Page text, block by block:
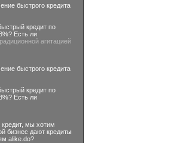
быстрого кредита
кредит по
Есть ли
агитацией
быстрого кредита
кредит по
Есть ли
мы хотим
бизнес дают кредиты
alike.do?